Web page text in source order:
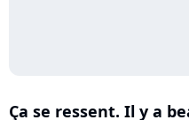
Ça se ressent. Il y a